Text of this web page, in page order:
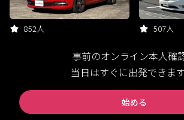
852人 507人
事前のオンライン本人確
当日はすぐに出発できま
始める